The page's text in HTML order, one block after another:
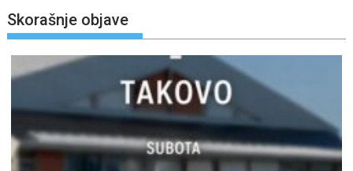
Skorašnje objave